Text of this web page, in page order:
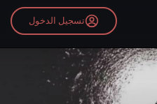
تسجيل الدخول